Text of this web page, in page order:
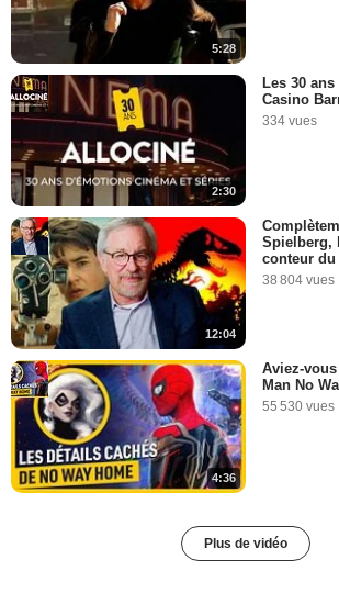
5:28
2:30
Les 30
Casino
334 vues
12:04
Spielberg,
conteur
38 804 vues
4:36
Aviez-
Man No
55 530 vues
Plus de vidéo